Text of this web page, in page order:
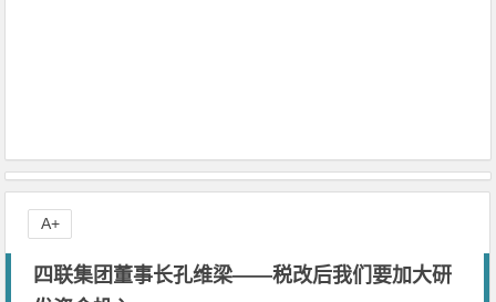
四联集团董事长孔维梁——税改后我们要加大研
A+